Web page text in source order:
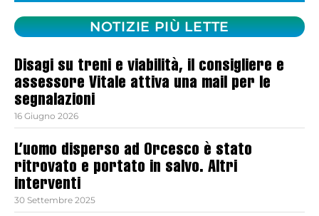
NOTIZIE PIÙ LETTE
Disagi su treni e viabilità, il consigliere e
assessore Vitale attiva una mail per le
segnalazioni
16 Giugno 2026
L’uomo disperso ad Orcesco è stato
ritrovato e portato in salvo. Altri
interventi
30 Settembre 2025